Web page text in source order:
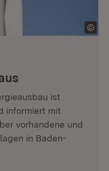
ist
informiert mit
vorhandene und
in Baden-